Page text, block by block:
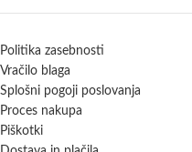
Politika zasebnosti
Vračilo blaga
Splošni pogoji poslovanja
Proces nakupa
Piškotki